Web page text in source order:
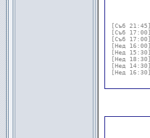
[Съб 21:45]
[Съб 17:00]
[Съб 17:00]
[Нед 16:00]
[Нед 15:30]
[Нед 18:30]
[Нед 14:30]
[Нед 16:30]